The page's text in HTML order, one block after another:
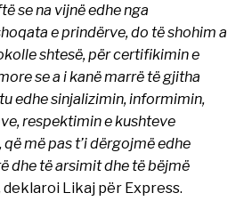
se na vijnë edhe nga
e prindërve, do të shohim a
shtesë, për certifikimin e
se a i kanë marrë të gjitha
edhe sinjalizimin, informimin,
respektimin e kushteve
më pas t’i dërgojmë edhe
dhe të arsimit dhe të bëjmë
deklaroi Likaj për Express.